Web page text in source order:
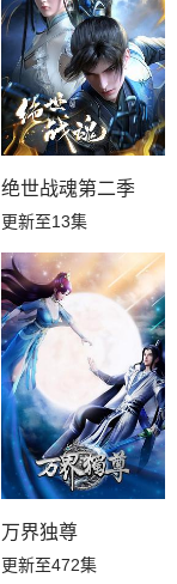
绝世战魂第二季
更新至13集
万界独尊
更新至472集